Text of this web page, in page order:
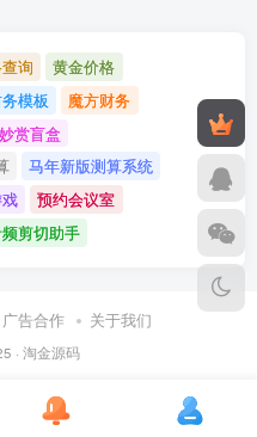
询
黄金价格
模板
魔方财务
赏盲盒
马年新版测算系统
预约会议室
剪切助手
广告合作 关于我们
· 淘金源码